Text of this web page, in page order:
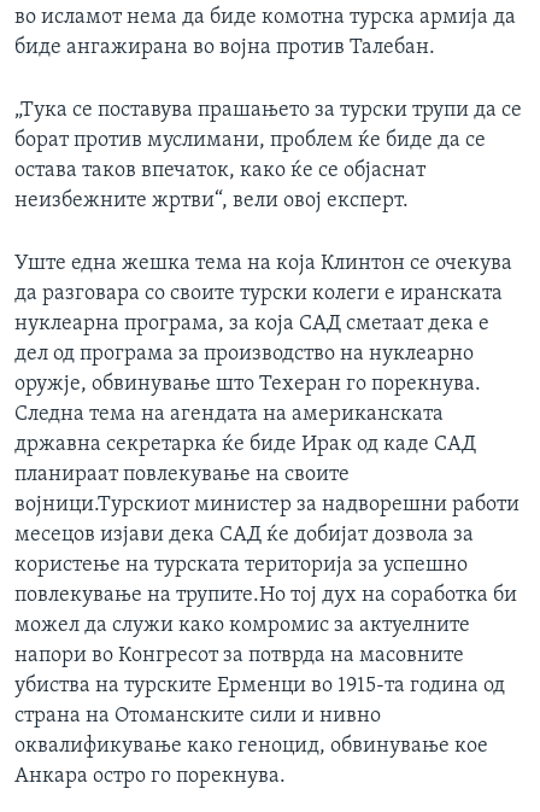
во исламот нема да биде комотна турска армија да
биде ангажирана во војна против Талебан.
„Тука се поставува прашањето за турски трупи да се
борат против муслимани, проблем ќе биде да се
остава таков впечаток, како ќе се објаснат
неизбежните жртви“, вели овој експерт.
Уште една жешка тема на која Клинтон се очекува
да разговара со своите турски колеги е иранската
нуклеарна програма, за која САД сметаат дека е
дел од програма за производство на нуклеарно
оружје, обвинување што Техеран го порекнува.
Следна тема на агендата на американската
државна секретарка ќе биде Ирак од каде САД
планираат повлекување на своите
војници.Турскиот министер за надворешни работи
месецов изјави дека САД ќе добијат дозвола за
користење на турската територија за успешно
повлекување на трупите.Но тој дух на соработка би
можел да служи како комромис за актуелните
напори во Конгресот за потврда на масовните
убиства на турските Ерменци во 1915-та година од
страна на Отоманските сили и нивно
оквалификување како геноцид, обвинување кое
Анкара остро го порекнува.